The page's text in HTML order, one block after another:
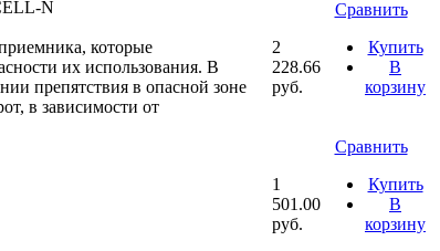
N
которые
их использования. В
препятствия в опасной зоне
в зависимости от
2
228.66
руб.
Сравнить
Купить
В
корзину
1
501.00
руб.
Сравнить
Купить
В
корзину